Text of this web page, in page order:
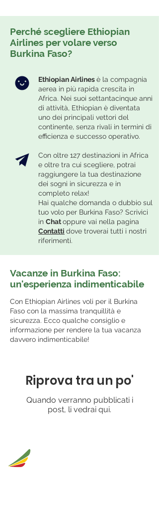
Perché scegliere Ethiopian
Airlines per volare verso
Burkina Faso?
Ethiopian Airlinesè la compagnia
aerea in più rapida crescita in
Africa. Nei suoi settantacinque anni
di attività, Ethiopian è diventata
uno dei principali vettori del
continente, senza rivali in termini di
efficienza e successo operativo.​
Con oltre 127 destinazioni in Africa
e oltre tra cui scegliere, potrai
raggiungere la tua destinazione
dei sogni in sicurezza e in
completo relax!
Hai qualche domanda o dubbio sul
tuo volo per Burkina Faso? Scrivici
in Chatoppure vai nella pagina
Contatti dove troverai tutti i nostri
riferimenti.
Vacanze in Burkina Faso:
un'esperienza indimenticabile
Con Ethiopian Airlines voli per il Burkina
Faso con la massima tranquillità e
sicurezza. Ecco qualche consiglio e
informazione per rendere la tua vacanza
davvero indimenticabile!
Riprova tra un po'
Quando verranno pubblicati i
post, li vedrai qui.